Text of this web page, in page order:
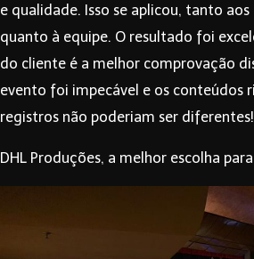
e qualidade. Isso se aplicou, tanto
quanto à equipe. O resultado foi
do cliente é a melhor comprovação
evento foi impecável e os conteúdos
registros não poderiam ser diferentes!
DHL Produções, a melhor escolha